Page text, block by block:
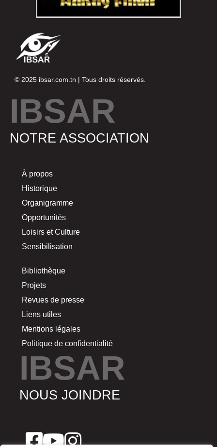
© 2025 ibsar.com.tn | Tous droits réservés.
IBSAR
NOTRE ASSOCIATION
À propos
Historique
Organigramme
Opportunités
Loisirs et Culture
Sensibilisation
Bibliothèque
Projets
Revues de presse
Liens utiles
Mentions légales
Politique de confidentialité
IBSAR
NOUS JOINDRE